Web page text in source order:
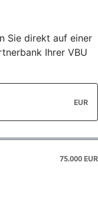
Sie direkt auf einer
Ihrer VBU